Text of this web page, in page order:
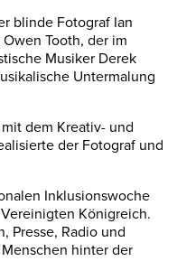
blinde Fotograf Ian
Tooth, der im
Musiker Derek
Untermalung
dem Kreativ- und
der Fotograf und
Inklusionswoche
Königreich.
Presse, Radio und
hinter der